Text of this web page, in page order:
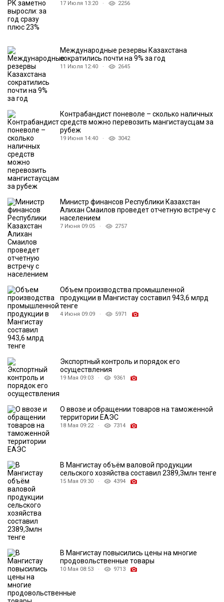
17 Июля 13:20 · 2256
Международные резервы Казахстана
сократились почти на 9% за год
11 Июля 12:40 · 2645
Контрабандист поневоле – сколько наличных
средств можно перевозить мангистаусцам за
рубеж
19 Июня 14:40 · 3042
Министр финансов Республики Казахстан
Алихан Смаилов проведет отчетную встречу с
населением
7 Июня 09:05 · 2757
Объем производства промышленной
продукции в Мангистау составил 943,6 млрд
тенге
4 Июня 09:09 · 5971
Экспортный контроль и порядок его
осуществления
19 Мая 09:03 · 9361
О ввозе и обращении товаров на таможенной
территории ЕАЭС
18 Мая 09:22 · 7314
В Мангистау объём валовой продукции
сельского хозяйства составил 2389,3млн тенге
15 Мая 09:30 · 4394
В Мангистау повысились цены на многие
продовольственные товары
10 Мая 08:53 · 9713